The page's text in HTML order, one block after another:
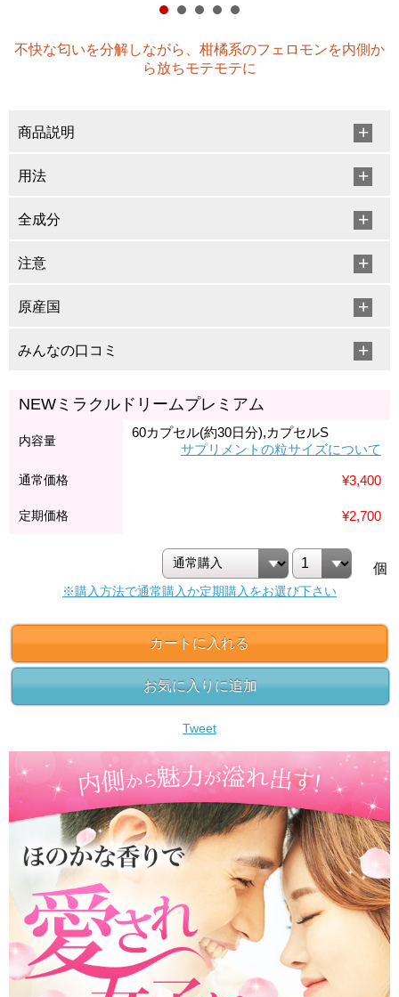
不快な匂いを分解しながら、柑橘系のフェロモンを内側か
ら放ちモテモテに
商品説明
用法
全成分
注意
原産国
みんなの口コミ
NEWミラクルドリームプレミアム
内容量
60カプセル(約30日分),カプセルS
サプリメントの粒サイズについて
通常価格 ¥3,400
定期価格 ¥2,700
個
※購入方法で通常購入か定期購入をお選び下さい
カートに入れる
お気に入りに追加
Tweet